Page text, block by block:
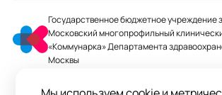
Государственное бюджетное учреждение
Московский многопрофильный
«Коммунарка» Департамента
Москвы